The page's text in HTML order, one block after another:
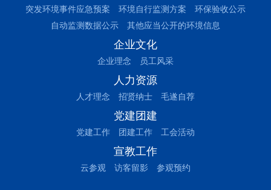
突发环境事件应急预案 环境自行监测方案
环保验收公示
自动监测数据公示
其他应当公开的环境信息
企业文化
企业理念 员工风采
人力资源
人才理念 招贤纳士 毛遂自荐
党建团建
党建工作 团建工作 工会活动
宣教工作
云参观 访客留影 参观预约